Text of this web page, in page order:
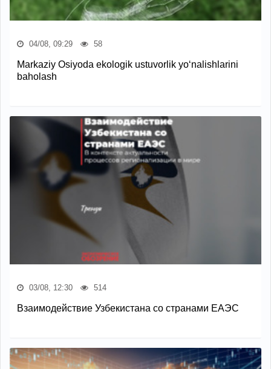
04/08, 09:29 58
Markaziy Osiyoda ekologik ustuvorlik yo‘nalishlarini
baholash
03/08, 12:30 514
Взаимодействие Узбекистана со странами ЕАЭС